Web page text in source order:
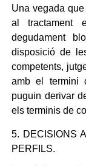
Una vegada
al tractament
degudament
disposició de
competents,
amb el termini
puguin derivar
els terminis de
5. DECISIONS
PERFILS.